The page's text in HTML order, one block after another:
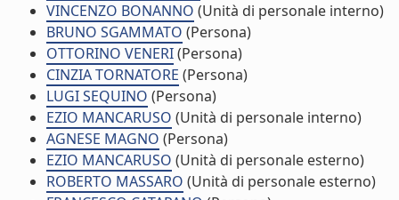
VINCENZO BONANNO (Unità di personale interno)
BRUNO SGAMMATO (Persona)
OTTORINO VENERI(Persona)
CINZIA TORNATORE (Persona)
LUGI SEQUINO (Persona)
EZIO MANCARUSO (Unità di personale interno)
AGNESE MAGNO (Persona)
EZIO MANCARUSO (Unità di personale esterno)
ROBERTO MASSARO (Unità di personale esterno)